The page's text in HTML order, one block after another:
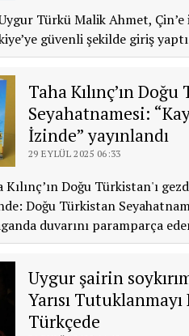
Türkü Malik Ahmet,
güvenli şekilde giriş
Taha Kılınç’ın
Seyahatnamesi:
İzinde” yayınlandı
29 EYLÜL 2025 06:33
Doğu Türkistan'ı
Doğu Türkistan
duvarını paramparça
Uygur şairin
Yarısı
Türkçede